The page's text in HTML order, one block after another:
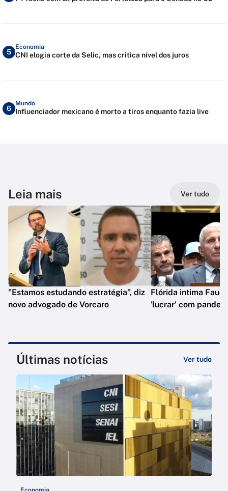
5
Economia
CNI elogia corte da Selic, mas critica nível dos juros
6
Mundo
Influenciador mexicano é morto a tiros enquanto fazia live
Leia mais Ver tudo
"Estamos estudando estratégia”, diz
novo advogado de Vorcaro
Flórida intima
'lucrar' com
Últimas notícias Ver tudo